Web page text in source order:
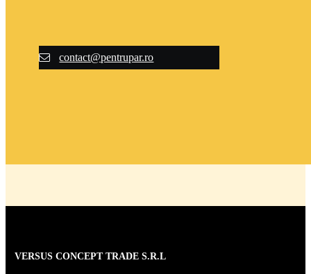
contact@pentrupar.ro
VERSUS CONCEPT TRADE S.R.L